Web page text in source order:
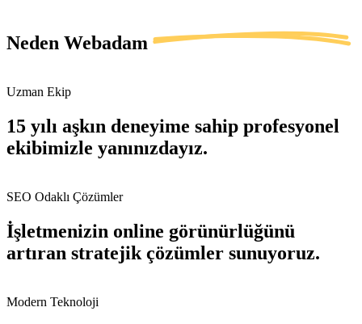
Neden Webadam
Uzman Ekip
15 yılı aşkın deneyime sahip profesyonel
ekibimizle yanınızdayız.
SEO Odaklı Çözümler
İşletmenizin online görünürlüğünü
artıran stratejik çözümler sunuyoruz.
Modern Teknoloji